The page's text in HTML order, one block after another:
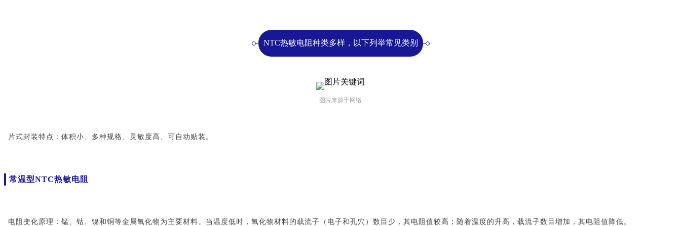
NTC热敏电阻种类多样，以下列举常见类别
图片来源于网络
片式封装特点：体积小、多种规格、灵敏度高、可自动贴装。
常温型NTC热敏电阻
电阻变化原理：锰、钴、镍和铜等金属氧化物为主要材料。当温度低时，氧化物材料的载流子（电子和孔穴）数目少，其电阻值较高；随着温度的升高，载流子数目增加，其电阻值降低。